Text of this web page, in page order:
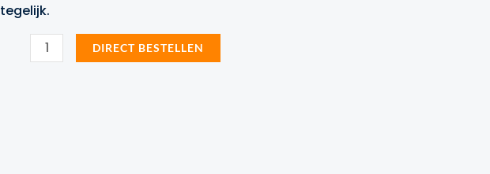
tegelijk.
Urban
DIRECT BESTELLEN